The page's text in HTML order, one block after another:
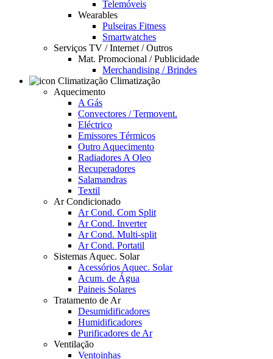
Telemóveis
Wearables
Pulseiras Fitness
Smartwatches
Serviços TV / Internet / Outros
Mat. Promocional / Publicidade
Merchandising / Brindes
Climatização
Aquecimento
A Gás
Convectores / Termovent.
Eléctrico
Emissores Térmicos
Outro Aquecimento
Radiadores A Oleo
Recuperadores
Salamandras
Textil
Ar Condicionado
Ar Cond. Com Split
Ar Cond. Inverter
Ar Cond. Multi-split
Ar Cond. Portatil
Sistemas Aquec. Solar
Acessórios Aquec. Solar
Acum. de Água
Paineis Solares
Tratamento de Ar
Desumidificadores
Humidificadores
Purificadores de Ar
Ventilação
Ventoinhas